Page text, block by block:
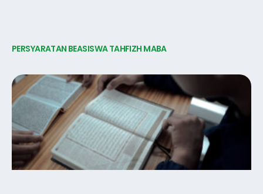
PERSYARATAN BEASISWA TAHFIZH MABA